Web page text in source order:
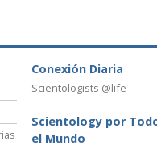
Conexión Diaria
Scientologists @life
Scientology por
el Mundo